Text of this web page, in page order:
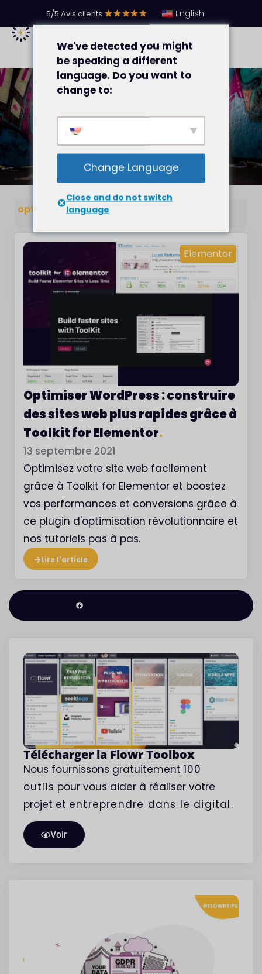
5/5 Avis clients English
Optimisation
Télécharger la Flowr Toolbox
Nous fournissons gratuitement 100
outils pour vous aider à réaliser votre
projet et entreprendre dans le digital.
Voir
optimisation
Elementor
Optimiser WordPress : construire
des sites web plus rapides grâce à
Toolkit for Elementor.
13 septembre 2021
Optimisez votre site web facilement
grâce à Toolkit for Elementor et boostez
vos performances et conversions grâce à
ce plugin d'optimisation révolutionnaire et
nos tutoriels pas à pas.
Lire l'article
We've detected you might
be speaking a different
language. Do you want to
change to:
Change Language
Close and do not switch
language